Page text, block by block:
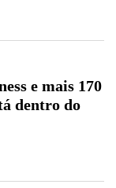
e mais 170
dentro do